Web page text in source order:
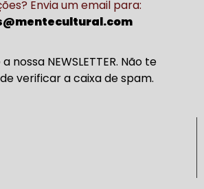
Envia um email para:
nossa NEWSLETTER. Não te
verificar a caixa de spam.